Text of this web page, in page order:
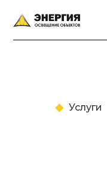
Услуги